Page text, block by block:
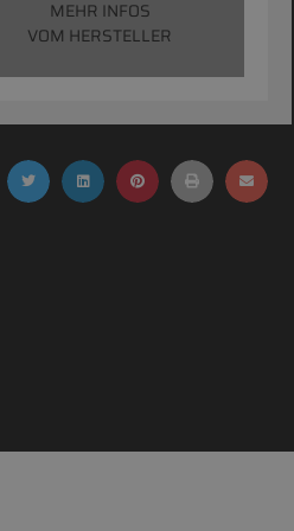
MEHR INFOS
VOM HERSTELLER